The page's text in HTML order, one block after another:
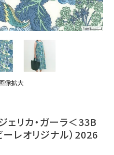
像拡大
ェリカ・ガーラ＜33B
レオリジナル）2026